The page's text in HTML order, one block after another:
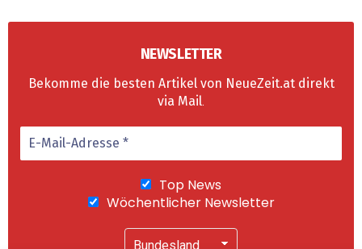
NEWSLETTER
Bekomme die besten Artikel von NeueZeit.at direkt
via Mail.
Top News
Wöchentlicher Newsletter